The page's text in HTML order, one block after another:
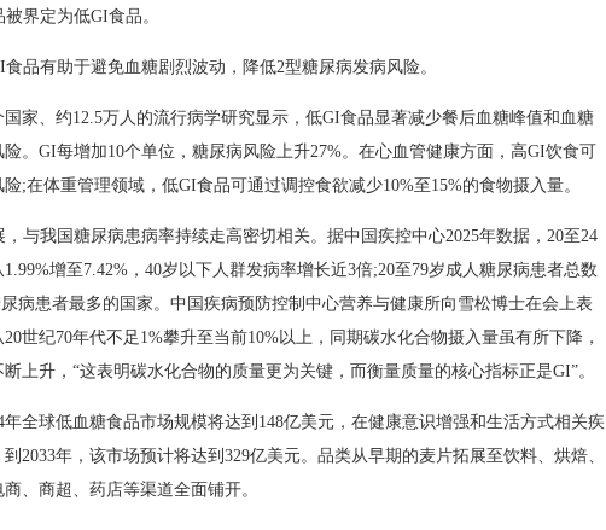
界定为低GI食品。
品有助于避免血糖剧烈波动，降低2型糖尿病发病风险。
国家、约12.5万人的流行病学研究显示，低GI食品显著减少餐后血糖峰值和血糖
。GI每增加10个单位，糖尿病风险上升27%。在心血管健康方面，高GI饮食可
;在体重管理领域，低GI食品可通过调控食欲减少10%至15%的食物摄入量。
与我国糖尿病患病率持续走高密切相关。据中国疾控中心2025年数据，20至24
增至7.42%，40岁以下人群发病率增长近3倍;20至79岁成人糖尿病患者总数
病患者最多的国家。中国疾病预防控制中心营养与健康所向雪松博士在会上表
世纪70年代不足1%攀升至当前10%以上，同期碳水化合物摄入量虽有所下降，
上升，“这表明碳水化合物的质量更为关键，而衡量质量的核心指标正是GI”。
年全球低血糖食品市场规模将达到148亿美元，在健康意识增强和生活方式相关疾
2033年，该市场预计将达到329亿美元。品类从早期的麦片拓展至饮料、烘焙、
、商超、药店等渠道全面铺开。